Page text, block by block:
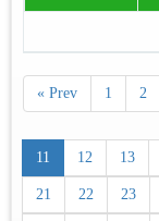
« Prev 1 2
11 12 13
21 22 23